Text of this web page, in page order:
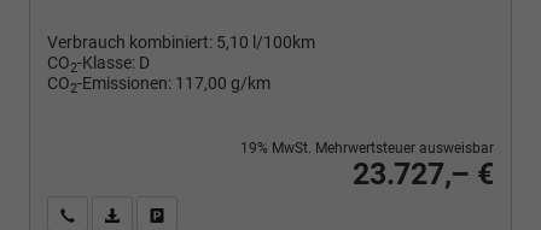
Verbrauch kombiniert: 5,10 l/100km
CO2-Klasse: D
CO2-Emissionen: 117,00 g/km
23.727,– €
19% MwSt. Mehrwertsteuer ausweisbar
Wir rufen Sie anPDF-Fahrzeugexposé drucken